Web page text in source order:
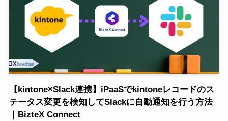
【kintone×Slack連携】iPaaSでkintoneレコードのス
テータス変更を検知してSlackに自動通知を行う方法
｜BizteX Connect